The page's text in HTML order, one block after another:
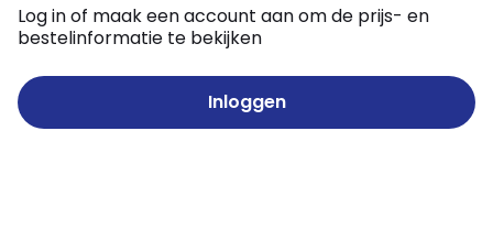
Log in of maak een account aan om de prijs- en
bestelinformatie te bekijken
Inloggen